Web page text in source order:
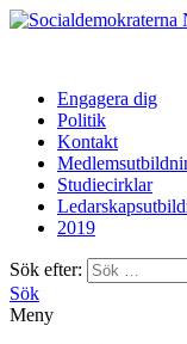
Engagera dig
Politik
Kontakt
Studiecirklar
2019
Sök efter:
Sök
Meny